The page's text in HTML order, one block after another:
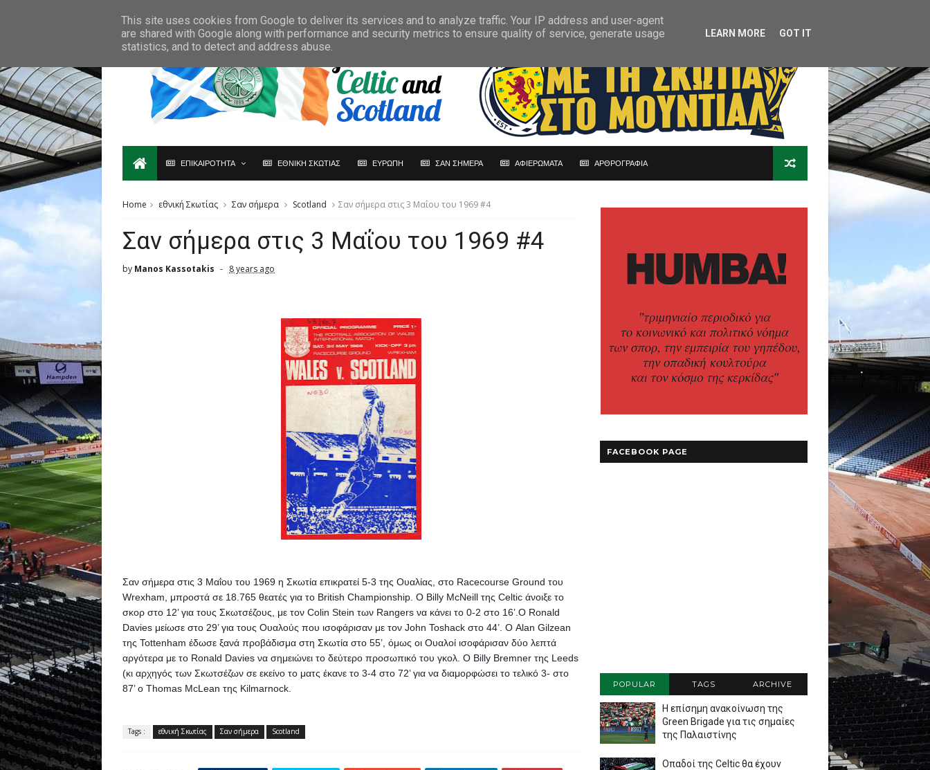
ΕΠΙΚΑΙΡΟΤΗΤΑ ΕΘΝΙΚΗ ΣΚΩΤΙΑΣ ΕΥΡΩΠΗ ΣΑΝ ΣΗΜΕΡΑ ΑΦΙΕΡΩΜΑΤΑ ΑΡΘΡΟΓΡΑΦΙΑ
Home εθνική Σκωτίας Σαν σήμερα Scotland Σαν σήμερα στις 3 Μαΐου του 1969 #4
Σαν σήμερα στις 3 Μαΐου του 1969 #4
by Manos Kassotakis 8 years ago
Σαν σήμερα στις 3 Μαΐου του 1969 η Σκωτία επικρατεί 5-3 της Ουαλίας, στο Racecourse Ground του
Wrexham, μπροστά σε 18.765 θεατές για το British Championship. Ο Billy McNeill της Celtic άνοιξε το
σκορ στο 12’ για τους Σκωτσέζους, με τον Colin Stein των Rangers να κάνει το 0-2 στο 16’.Ο Ronald
Davies μείωσε στο 29’ για τους Ουαλούς που ισοφάρισαν με τον John Toshack στο 44’. Ο Alan Gilzean
της Tottenham έδωσε ξανά προβάδισμα στη Σκωτία στο 55’, όμως οι Ουαλοί ισοφάρισαν δύο λεπτά
αργότερα με το Ronald Davies να σημειώνει το δεύτερο προσωπικό του γκολ. Ο Billy Bremner της Leeds
(κι αρχηγός των Σκωτσέζων σε εκείνο το ματς έκανε το 3-4 στο 72’ για να διαμορφώσει το τελικό 3- στο
87’ ο Thomas McLean της Kilmarnock.
Tags : εθνική Σκωτίας Σαν σήμερα Scotland
FACEBOOK PAGE
POPULAR TAGS ARCHIVE
Η επίσημη ανακοίνωση της
Green Brigade για τις σημαίες
της Παλαιστίνης
Οπαδοί της Celtic θα έχουν
This site uses cookies from Google to deliver its services and to analyze traffic. Your IP address and user-agent
are shared with Google along with performance and security metrics to ensure quality of service, generate usage
statistics, and to detect and address abuse.
LEARN MORE GOT IT